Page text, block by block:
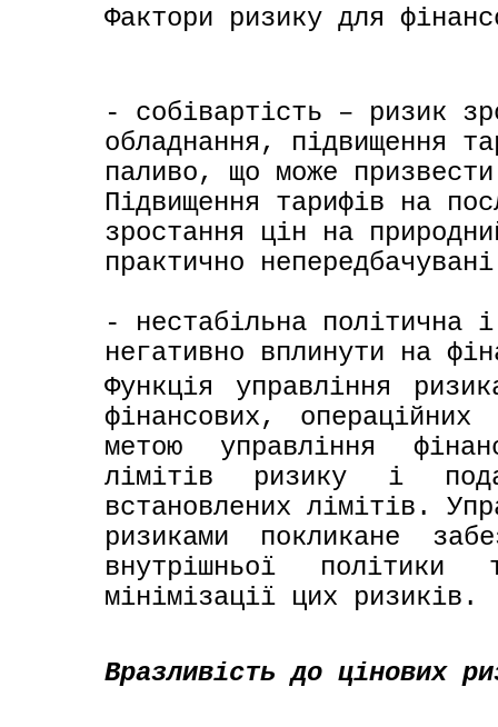
Фактори ризику для
- собівартість – ризик
обладнання, підвищення
паливо, що може
Підвищення тарифів на
зростання цін на
практично
- нестабільна політична
негативно вплинути на
Функція управління
фінансових,
метою управління
лімітів ризику і
встановлених лімітів.
ризиками покликане
внутрішньої
мінімізації цих ризиків.
Вразливість до цінових